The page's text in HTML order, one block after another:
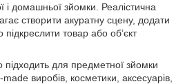
і домашньої зйомки. Реалістична
створити акуратну сцену, додати
товар або об’єкт
для предметної зйомки
виробів, косметики, аксесуарів,